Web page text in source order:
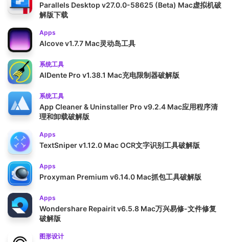
Parallels Desktop v27.0.0-58625 (Beta) Mac虚拟机破
解版下载
Apps
Alcove v1.7.7 Mac灵动岛工具
系统工具
AlDente Pro v1.38.1 Mac充电限制器破解版
系统工具
App Cleaner & Uninstaller Pro v9.2.4 Mac应用程序清
理和卸载破解版
Apps
TextSniper v1.12.0 Mac OCR文字识别工具破解版
Apps
Proxyman Premium v6.14.0 Mac抓包工具破解版
Apps
Wondershare Repairit v6.5.8 Mac万兴易修-文件修复
破解版
图形设计